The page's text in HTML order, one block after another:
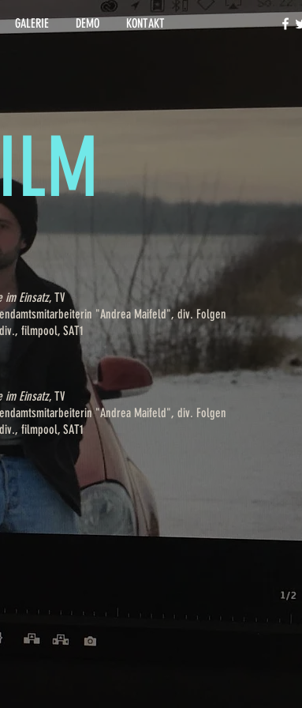
GALERIE DEMO KONTAKT
im Einsatz, TV
"Andrea Maifeld", div. Folgen
filmpool, SAT1​
im Einsatz, TV
"Andrea Maifeld", div. Folgen
filmpool, SAT1​